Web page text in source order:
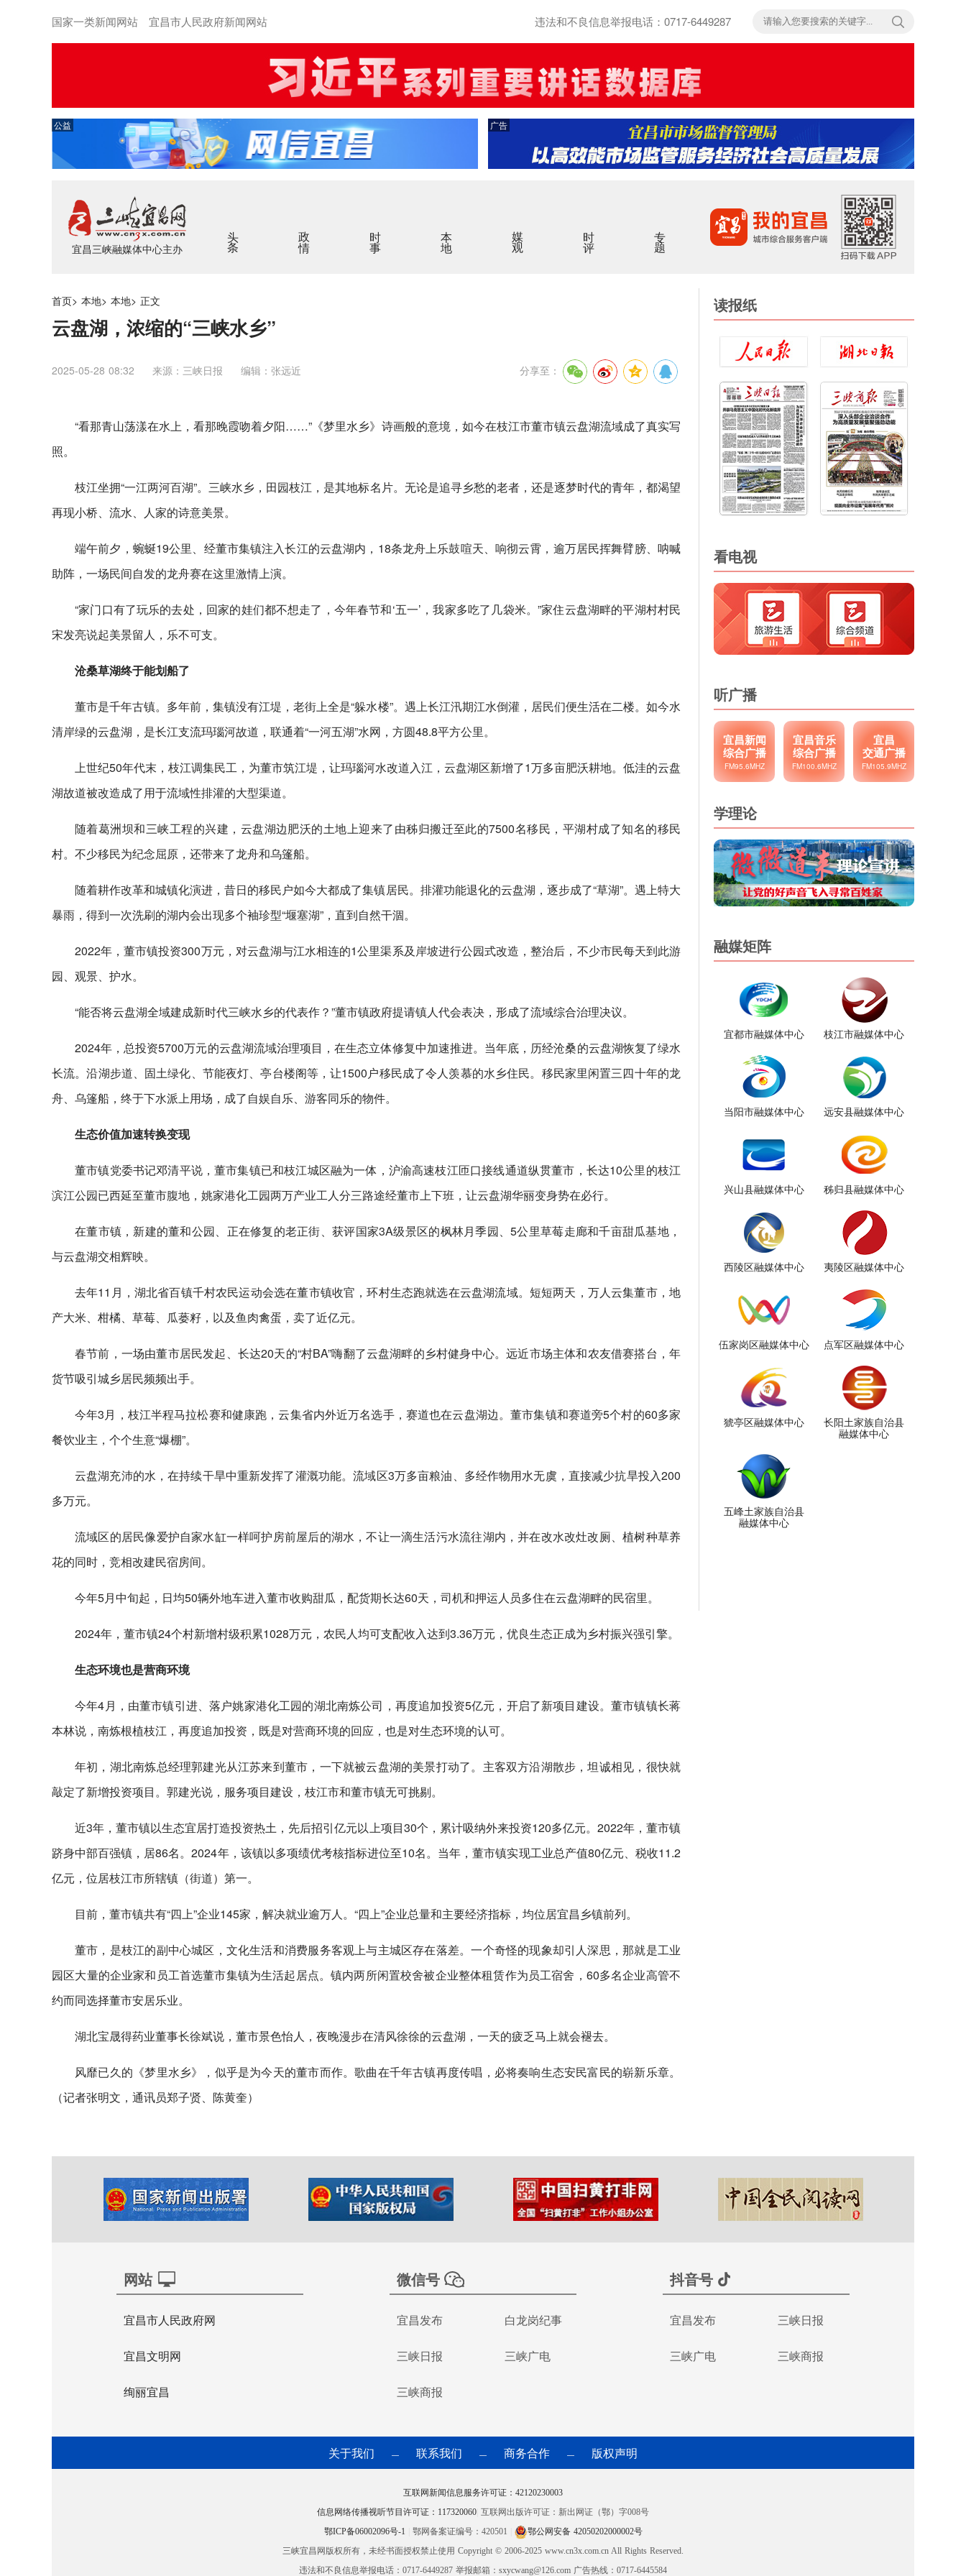
国家一类新闻网站 宜昌市人民政府新闻网站 违法和不良信息举报电话：0717-6449287
公益 广告
宜昌三峡融媒体中心主办
头条 政情 时事 本地 媒观 时评 专题
首页> 本地> 本地> 正文
云盘湖，浓缩的“三峡水乡”
2025-05-28 08:32 来源：三峡日报 编辑：张远近 分享至：
“看那青山荡漾在水上，看那晚霞吻着夕阳……”《梦里水乡》诗画般的意境，如今在枝江市董市镇云盘湖流域成了真实写
照。
枝江坐拥“一江两河百湖”。三峡水乡，田园枝江，是其地标名片。无论是追寻乡愁的老者，还是逐梦时代的青年，都渴望
再现小桥、流水、人家的诗意美景。
端午前夕，蜿蜒19公里、经董市集镇注入长江的云盘湖内，18条龙舟上乐鼓喧天、响彻云霄，逾万居民挥舞臂膀、呐喊
助阵，一场民间自发的龙舟赛在这里激情上演。
“家门口有了玩乐的去处，回家的娃们都不想走了，今年春节和‘五一’，我家多吃了几袋米。”家住云盘湖畔的平湖村村民
宋发亮说起美景留人，乐不可支。
沧桑草湖终于能划船了
董市是千年古镇。多年前，集镇没有江堤，老街上全是“躲水楼”。遇上长江汛期江水倒灌，居民们便生活在二楼。如今水
清岸绿的云盘湖，是长江支流玛瑙河故道，联通着“一河五湖”水网，方圆48.8平方公里。
上世纪50年代末，枝江调集民工，为董市筑江堤，让玛瑙河水改道入江，云盘湖区新增了1万多亩肥沃耕地。低洼的云盘
湖故道被改造成了用于流域性排灌的大型渠道。
随着葛洲坝和三峡工程的兴建，云盘湖边肥沃的土地上迎来了由秭归搬迁至此的7500名移民，平湖村成了知名的移民
村。不少移民为纪念屈原，还带来了龙舟和乌篷船。
随着耕作改革和城镇化演进，昔日的移民户如今大都成了集镇居民。排灌功能退化的云盘湖，逐步成了“草湖”。遇上特大
暴雨，得到一次洗刷的湖内会出现多个袖珍型“堰塞湖”，直到自然干涸。
2022年，董市镇投资300万元，对云盘湖与江水相连的1公里渠系及岸坡进行公园式改造，整治后，不少市民每天到此游
园、观景、护水。
“能否将云盘湖全域建成新时代三峡水乡的代表作？”董市镇政府提请镇人代会表决，形成了流域综合治理决议。
2024年，总投资5700万元的云盘湖流域治理项目，在生态立体修复中加速推进。当年底，历经沧桑的云盘湖恢复了绿水
长流。沿湖步道、固土绿化、节能夜灯、亭台楼阁等，让1500户移民成了令人羡慕的水乡住民。移民家里闲置三四十年的龙
舟、乌篷船，终于下水派上用场，成了自娱自乐、游客同乐的物件。
生态价值加速转换变现
董市镇党委书记邓清平说，董市集镇已和枝江城区融为一体，沪渝高速枝江匝口接线通道纵贯董市，长达10公里的枝江
滨江公园已西延至董市腹地，姚家港化工园两万产业工人分三路途经董市上下班，让云盘湖华丽变身势在必行。
在董市镇，新建的董和公园、正在修复的老正街、获评国家3A级景区的枫林月季园、5公里草莓走廊和千亩甜瓜基地，
与云盘湖交相辉映。
去年11月，湖北省百镇千村农民运动会选在董市镇收官，环村生态跑就选在云盘湖流域。短短两天，万人云集董市，地
产大米、柑橘、草莓、瓜蒌籽，以及鱼肉禽蛋，卖了近亿元。
春节前，一场由董市居民发起、长达20天的“村BA”嗨翻了云盘湖畔的乡村健身中心。远近市场主体和农友借赛搭台，年
货节吸引城乡居民频频出手。
今年3月，枝江半程马拉松赛和健康跑，云集省内外近万名选手，赛道也在云盘湖边。董市集镇和赛道旁5个村的60多家
餐饮业主，个个生意“爆棚”。
云盘湖充沛的水，在持续干旱中重新发挥了灌溉功能。流域区3万多亩粮油、多经作物用水无虞，直接减少抗旱投入200
多万元。
流域区的居民像爱护自家水缸一样呵护房前屋后的湖水，不让一滴生活污水流往湖内，并在改水改灶改厕、植树种草养
花的同时，竞相改建民宿房间。
今年5月中旬起，日均50辆外地车进入董市收购甜瓜，配货期长达60天，司机和押运人员多住在云盘湖畔的民宿里。
2024年，董市镇24个村新增村级积累1028万元，农民人均可支配收入达到3.36万元，优良生态正成为乡村振兴强引擎。
生态环境也是营商环境
今年4月，由董市镇引进、落户姚家港化工园的湖北南炼公司，再度追加投资5亿元，开启了新项目建设。董市镇镇长蒋
本林说，南炼根植枝江，再度追加投资，既是对营商环境的回应，也是对生态环境的认可。
年初，湖北南炼总经理郭建光从江苏来到董市，一下就被云盘湖的美景打动了。主客双方沿湖散步，坦诚相见，很快就
敲定了新增投资项目。郭建光说，服务项目建设，枝江市和董市镇无可挑剔。
近3年，董市镇以生态宜居打造投资热土，先后招引亿元以上项目30个，累计吸纳外来投资120多亿元。2022年，董市镇
跻身中部百强镇，居86名。2024年，该镇以多项绩优考核指标进位至10名。当年，董市镇实现工业总产值80亿元、税收11.2
亿元，位居枝江市所辖镇（街道）第一。
目前，董市镇共有“四上”企业145家，解决就业逾万人。“四上”企业总量和主要经济指标，均位居宜昌乡镇前列。
董市，是枝江的副中心城区，文化生活和消费服务客观上与主城区存在落差。一个奇怪的现象却引人深思，那就是工业
园区大量的企业家和员工首选董市集镇为生活起居点。镇内两所闲置校舍被企业整体租赁作为员工宿舍，60多名企业高管不
约而同选择董市安居乐业。
湖北宝晟得药业董事长徐斌说，董市景色怡人，夜晚漫步在清风徐徐的云盘湖，一天的疲乏马上就会褪去。
风靡已久的《梦里水乡》，似乎是为今天的董市而作。歌曲在千年古镇再度传唱，必将奏响生态安民富民的崭新乐章。
（记者张明文，通讯员郑子贤、陈黄奎）
读报纸
看电视
听广播
宜昌新闻
综合广播
FM95.6MHZ
宜昌音乐
综合广播
FM100.6MHZ
宜昌
交通广播
FM105.9MHZ
学理论
融媒矩阵
宜都市融媒体中心 枝江市融媒体中心
当阳市融媒体中心 远安县融媒体中心
兴山县融媒体中心 秭归县融媒体中心
西陵区融媒体中心 夷陵区融媒体中心
伍家岗区融媒体中心 点军区融媒体中心
猇亭区融媒体中心
长阳土家族自治县
融媒体中心
五峰土家族自治县
融媒体中心
网站
宜昌市人民政府网
宜昌文明网
绚丽宜昌
微信号
宜昌发布 白龙岗纪事
三峡日报 三峡广电
三峡商报
抖音号
宜昌发布 三峡日报
三峡广电 三峡商报
关于我们 — 联系我们 — 商务合作 — 版权声明
互联网新闻信息服务许可证：42120230003
信息网络传播视听节目许可证：117320060 互联网出版许可证：新出网证（鄂）字008号
鄂ICP备06002096号-1
鄂网备案证编号：420501
鄂公网安备 42050202000002号
三峡宜昌网版权所有，未经书面授权禁止使用 Copyright © 2006-2025 www.cn3x.com.cn All Rights Reserved.
违法和不良信息举报电话：0717-6449287 举报邮箱：sxycwang@126.com 广告热线：0717-6445584